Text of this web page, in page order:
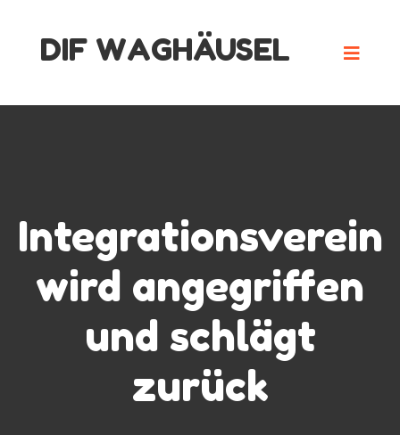
DIF WAGHÄUSEL
Integrationsverein
wird angegriffen
und schlägt
zurück